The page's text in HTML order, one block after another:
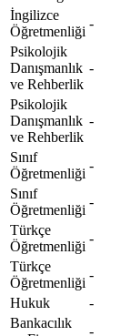
İngilizce
Öğretmenliği
-
Psikolojik
Danışmanlık
ve Rehberlik
-
Psikolojik
Danışmanlık
ve Rehberlik
-
Sınıf
Öğretmenliği
-
Sınıf
Öğretmenliği
-
Türkçe
Öğretmenliği
-
Türkçe
Öğretmenliği
-
Hukuk
-
Bankacılık
-